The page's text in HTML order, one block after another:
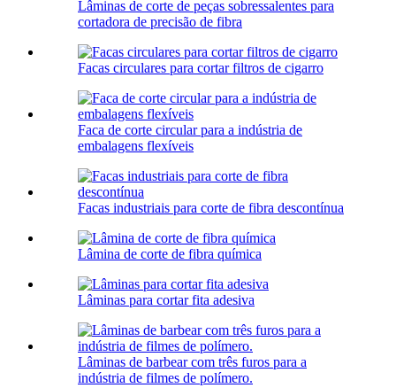
Lâminas de corte de peças sobressalentes para
cortadora de precisão de fibra
Facas circulares para cortar filtros de cigarro
Faca de corte circular para a indústria de
embalagens flexíveis
Facas industriais para corte de fibra descontínua
Lâmina de corte de fibra química
Lâminas para cortar fita adesiva
Lâminas de barbear com três furos para a
indústria de filmes de polímero.